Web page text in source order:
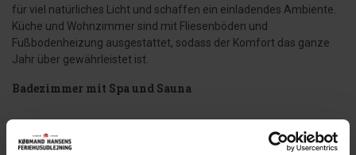
für viel natürliches Licht und schaffen ein einladendes Ambiente.
Küche und Wohnzimmer sind mit Fliesenböden und
Fußbodenheizung ausgestattet, sodass der Komfort das ganze
Jahr über gewährleistet ist.
Badezimmer mit Spa und Sauna
und Sauna, perfekt zum Entspannen nach einem Tag am Strand.